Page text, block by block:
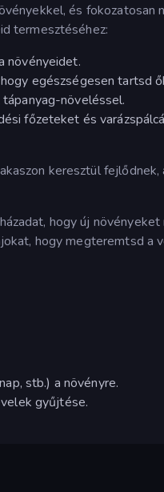
és
termesztéséhez:
növényeidet.
egészségesen tartsd
növeléssel.
főzeteket és
keresztül
hogy új
hogy megteremtsd a
stb.) a növényre.
gyűjtése.